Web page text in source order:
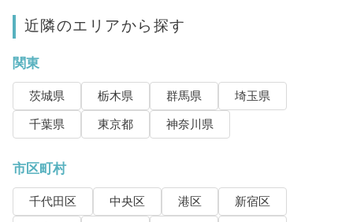
近隣のエリアから探す
関東
茨城県 栃木県 群馬県
埼玉県
千葉県
東京都 神奈川県
市区町村
千代田区 中央区 港区
新宿区